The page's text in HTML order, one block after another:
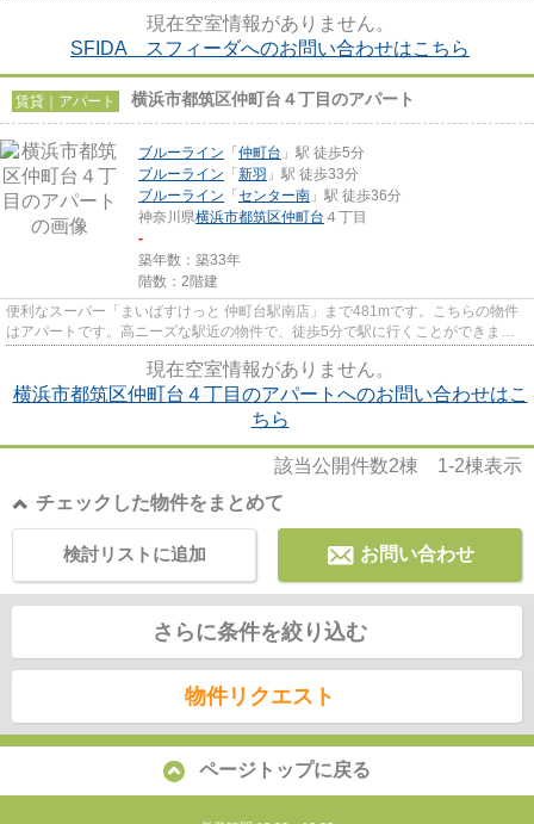
現在空室情報がありません。
SFIDA スフィーダへのお問い合わせはこちら
賃貸｜アパート 横浜市都筑区仲町台４丁目のアパート
ブルーライン 「 仲町台 」駅 徒歩5分
ブルーライン 「 新羽 」駅 徒歩33分
ブルーライン 「 センター南 」駅 徒歩36分
神奈川県横浜市都筑区仲町台 ４丁目
-
築年数：築33年
階数：2階建
便利なスーパー「まいばすけっと 仲町台駅南店」まで481mです。こちらの物件
はアパートです。高ニーズな駅近の物件で、徒歩5分で駅に行くことができま
現在空室情報がありません。
横浜市都筑区仲町台４丁目のアパートへのお問い合わせはこ
ちら
該当公開件数2棟 1-2棟表示
チェックした物件をまとめて
お問い合わせ
検討リストに追加
さらに条件を絞り込む
物件リクエスト
ページトップに戻る